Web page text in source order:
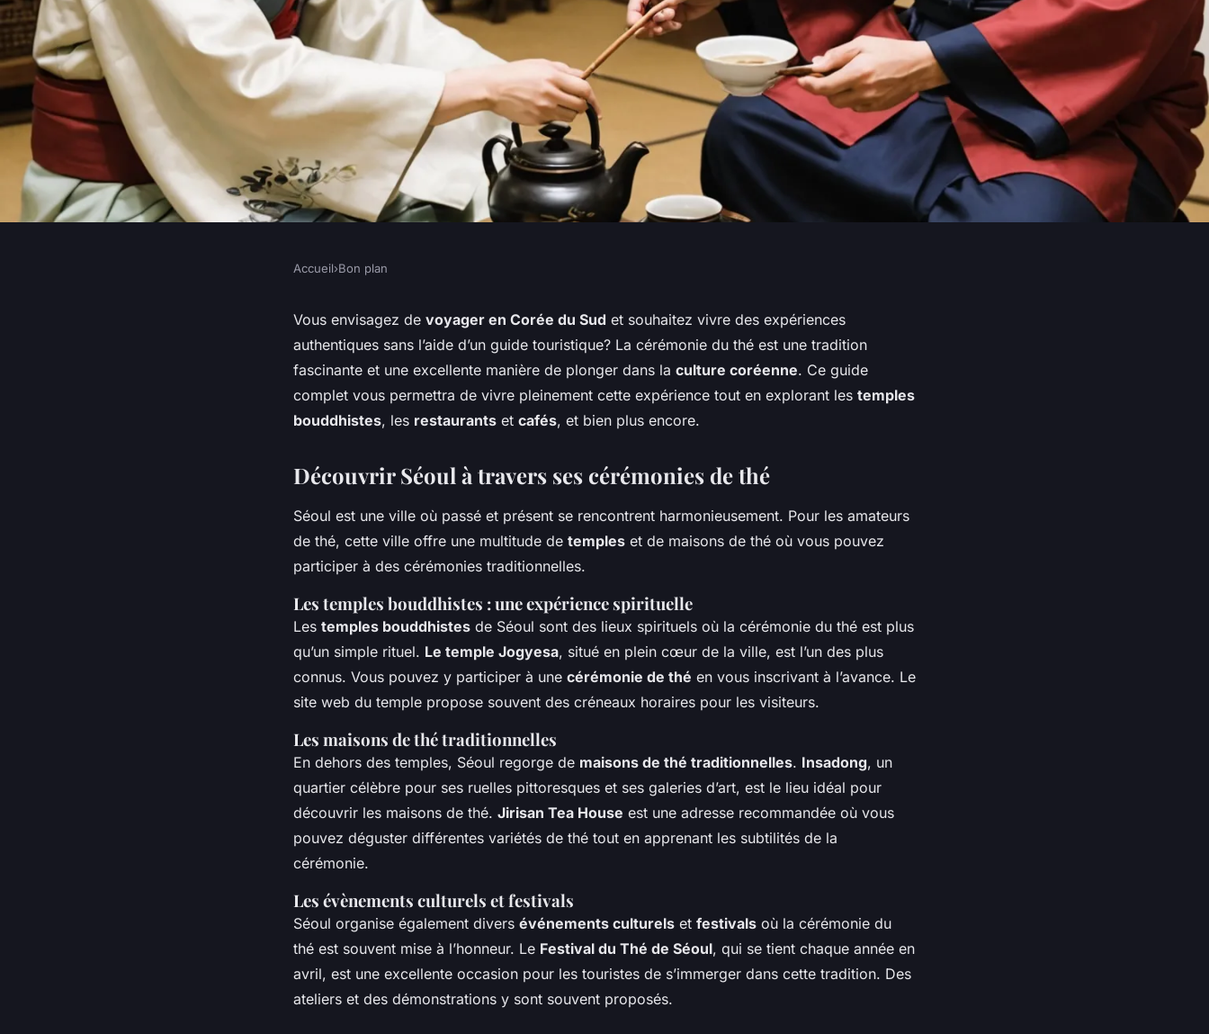
Comment participer à des cérémonies
de thé en Corée du Sud sans guide
Accueil›Bon plan
Vous envisagez de voyager en Corée du Sud et souhaitez vivre des expériences
authentiques sans l’aide d’un guide touristique? La cérémonie du thé est une tradition
fascinante et une excellente manière de plonger dans la culture coréenne. Ce guide
complet vous permettra de vivre pleinement cette expérience tout en explorant les temples
bouddhistes, les restaurants et cafés, et bien plus encore.
Découvrir Séoul à travers ses cérémonies de thé
Séoul est une ville où passé et présent se rencontrent harmonieusement. Pour les amateurs
de thé, cette ville offre une multitude de temples et de maisons de thé où vous pouvez
participer à des cérémonies traditionnelles.
Les temples bouddhistes : une expérience spirituelle
Les temples bouddhistes de Séoul sont des lieux spirituels où la cérémonie du thé est plus
qu’un simple rituel. Le temple Jogyesa, situé en plein cœur de la ville, est l’un des plus
connus. Vous pouvez y participer à une cérémonie de thé en vous inscrivant à l’avance. Le
site web du temple propose souvent des créneaux horaires pour les visiteurs.
Les maisons de thé traditionnelles
En dehors des temples, Séoul regorge de maisons de thé traditionnelles. Insadong, un
quartier célèbre pour ses ruelles pittoresques et ses galeries d’art, est le lieu idéal pour
découvrir les maisons de thé. Jirisan Tea House est une adresse recommandée où vous
pouvez déguster différentes variétés de thé tout en apprenant les subtilités de la
cérémonie.
Les évènements culturels et festivals
Séoul organise également divers événements culturels et festivals où la cérémonie du
thé est souvent mise à l’honneur. Le Festival du Thé de Séoul, qui se tient chaque année en
avril, est une excellente occasion pour les touristes de s’immerger dans cette tradition. Des
ateliers et des démonstrations y sont souvent proposés.